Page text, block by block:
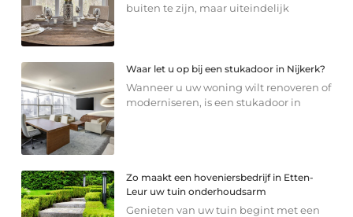
buiten te zijn, maar uiteindelijk
Waar let u op bij een stukadoor in Nijkerk?
Wanneer u uw woning wilt renoveren of
moderniseren, is een stukadoor in
Zo maakt een hoveniersbedrijf in Etten-
Leur uw tuin onderhoudsarm
Genieten van uw tuin begint met een